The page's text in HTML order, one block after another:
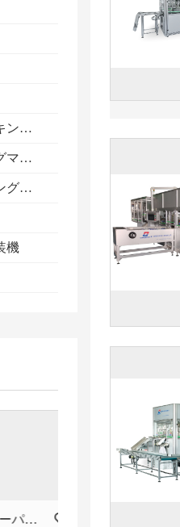
赤ちゃんのおむつスタッキングマシン
大人用おむつスタッキングマシン
生理用ナプキンスタッキングマシン
機
全自動横積みアンダーパッド包装機